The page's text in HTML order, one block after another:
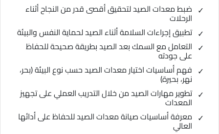
ضبط معدات الصيد لتحقيق أقصى قدر من النجاح أثناء
الرحلات
تطبيق إجراءات السلامة أثناء الصيد لحماية النفس والبيئة
التعامل مع السمك بعد الصيد بطريقة صحيحة للحفاظ
على جودته
فهم أساسيات اختيار معدات الصيد حسب نوع البيئة (بحر،
نهر، بحيرة)
تطوير مهارات الصيد من خلال التدريب العملي على تجهيز
المعدات
معرفة أساسيات صيانة معدات الصيد للحفاظ على أدائها
العالي